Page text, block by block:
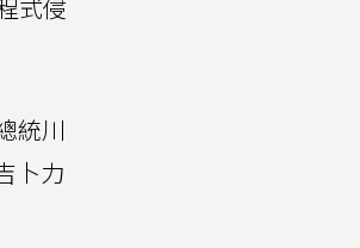
式侵
統川
卜力